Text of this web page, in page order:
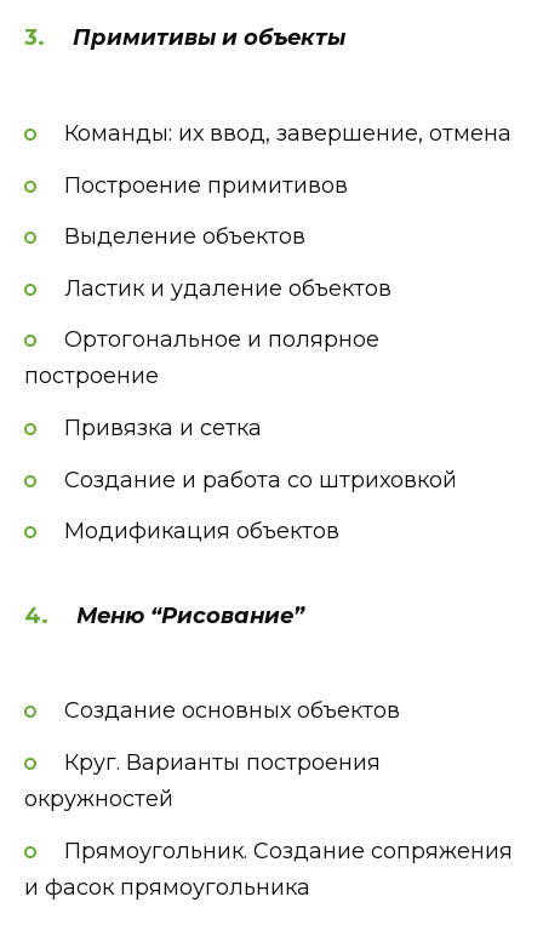
Примитивы и объекты
Команды: их ввод, завершение, отмена
Построение примитивов
Выделение объектов
Ластик и удаление объектов
Ортогональное и полярное
построение
Привязка и сетка
Создание и работа со штриховкой
Модификация объектов
Меню “Рисование”
Создание основных объектов
Круг. Варианты построения
окружностей
Прямоугольник. Создание сопряжения
и фасок прямоугольника